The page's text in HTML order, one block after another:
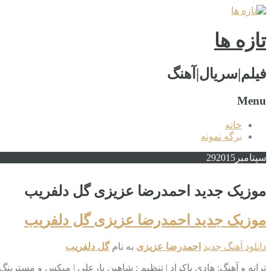
تازه ها
فیلم|سریال|آهنگ
Menu
خانه
برگه نمونه
سپتامبر 292015
موزیک جدید احمدرضا عزیزی گل دلفریب
موزیک جدید احمدرضا عزیزی گل دلفریب
دانلود آهنگ جدید احمدرضا عزیزی به نامگل دلفریب
ترانه و آهنگ: هادی پاکزاد | تنظیم : شاهین یارعلی | میکس و مسترینگ